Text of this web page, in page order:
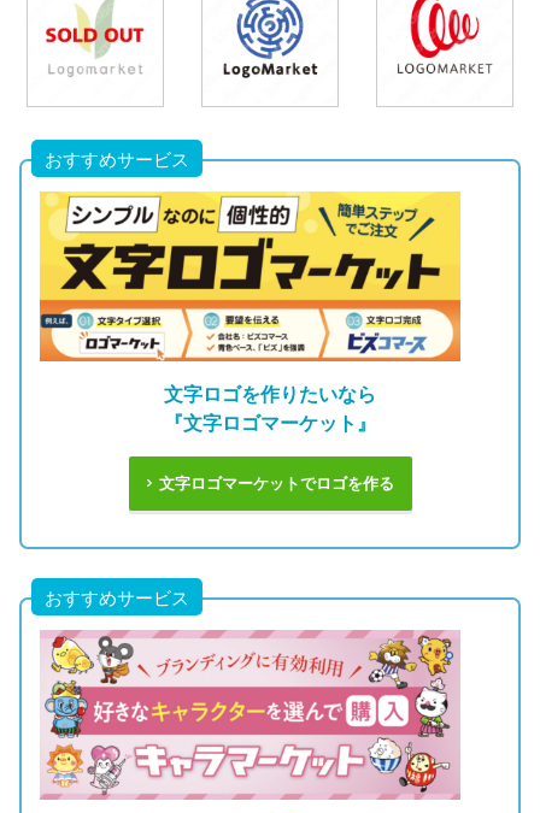
おすすめサービス
文字ロゴを作りたいなら
『文字ロゴマーケット』
文字ロゴマーケットでロゴを作る
おすすめサービス